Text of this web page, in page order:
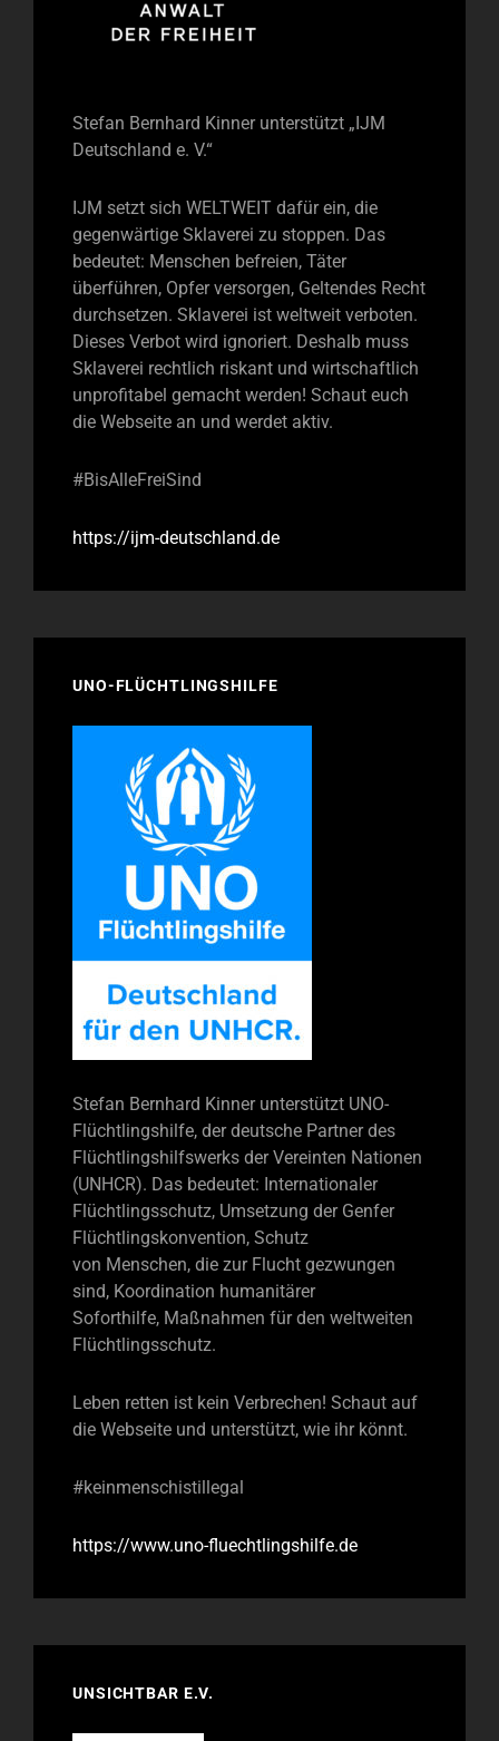
Stefan Bernhard Kinner unterstützt „IJM
Deutschland e. V.“
IJM setzt sich WELTWEIT dafür ein, die
gegenwärtige Sklaverei zu stoppen. Das
bedeutet: Menschen befreien, Täter
überführen, Opfer versorgen, Geltendes Recht
durchsetzen. Sklaverei ist weltweit verboten.
Dieses Verbot wird ignoriert. Deshalb muss
Sklaverei rechtlich riskant und wirtschaftlich
unprofitabel gemacht werden! Schaut euch
die Webseite an und werdet aktiv.
#BisAlleFreiSind
https://ijm-deutschland.de
UNO-FLÜCHTLINGSHILFE
Stefan Bernhard Kinner unterstützt UNO-
Flüchtlingshilfe, der deutsche Partner des
Flüchtlingshilfswerks der Vereinten Nationen
(UNHCR). Das bedeutet: Internationaler
Flüchtlingsschutz, Umsetzung der Genfer
Flüchtlingskonvention, Schutz
von Menschen, die zur Flucht gezwungen
sind, Koordination humanitärer
Soforthilfe, Maßnahmen für den weltweiten
Flüchtlingsschutz.
Leben retten ist kein Verbrechen! Schaut auf
die Webseite und unterstützt, wie ihr könnt.
#keinmenschistillegal
https://www.uno-fluechtlingshilfe.de
UNSICHTBAR E.V.